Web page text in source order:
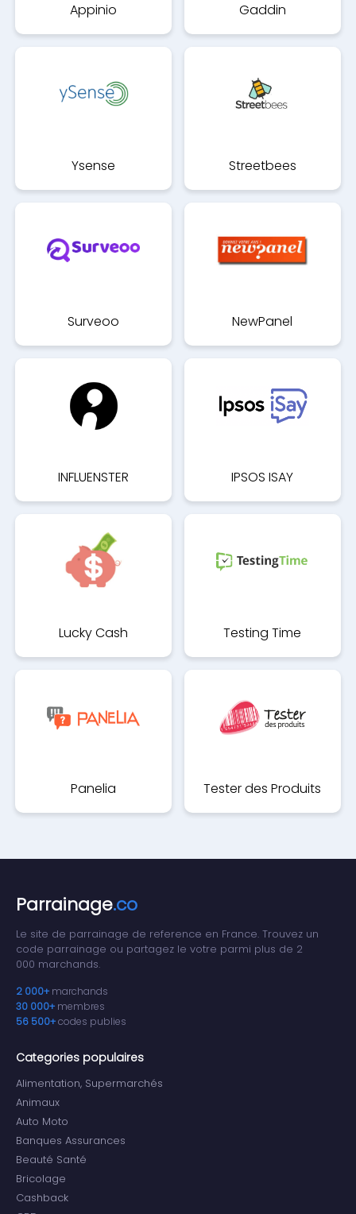
Appinio Gaddin
Ysense Streetbees
Surveoo NewPanel
INFLUENSTER IPSOS ISAY
Lucky Cash Testing Time
Panelia Tester des Produits
Parrainage.co
Le site de parrainage de reference en France. Trouvez un
code parrainage ou partagez le votre parmi plus de 2
000 marchands.
2 000+ marchands
30 000+ membres
56 500+codes publies
Categories populaires
Alimentation, Supermarchés
Animaux
Auto Moto
Banques Assurances
Beauté Santé
Bricolage
Cashback